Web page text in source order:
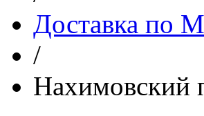
Доставка по
/
Нахимовский